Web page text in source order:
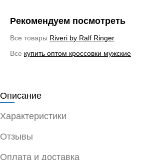
Рекомендуем посмотреть
Все товары Riveri by Ralf Ringer
Все купить оптом кроссовки мужские
Описание
Характеристики
Отзывы
Оплата и доставка